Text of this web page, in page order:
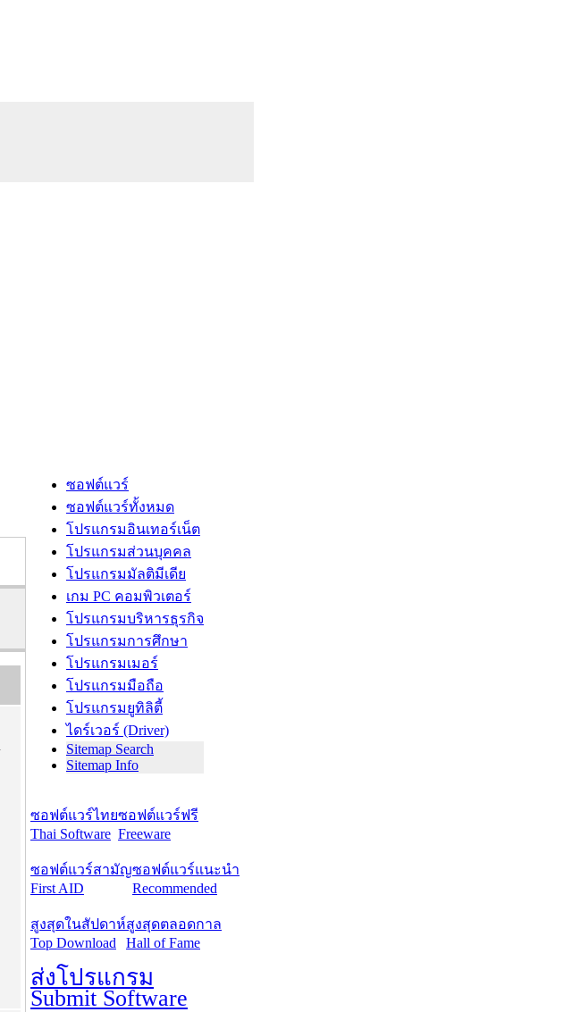
ซอฟต์แวร์
ซอฟต์แวร์ทั้งหมด
โปรแกรมอินเทอร์เน็ต
โปรแกรมส่วนบุคคล
โปรแกรมมัลติมีเดีย
เกม PC คอมพิวเตอร์
โปรแกรมบริหารธุรกิจ
โปรแกรมการศึกษา
โปรแกรมเมอร์
โปรแกรมมือถือ
โปรแกรมยูทิลิตี้
ไดร์เวอร์ (Driver)
Sitemap Search
Sitemap Info
ซอฟต์แวร์ไทย
Thai Software
ซอฟต์แวร์ฟรี
Freeware
ซอฟต์แวร์สามัญ
First AID
ซอฟต์แวร์แนะนำ
Recommended
สูงสุดในสัปดาห์
Top Download
สูงสุดตลอดกาล
Hall of Fame
ส่งโปรแกรม
Submit Software